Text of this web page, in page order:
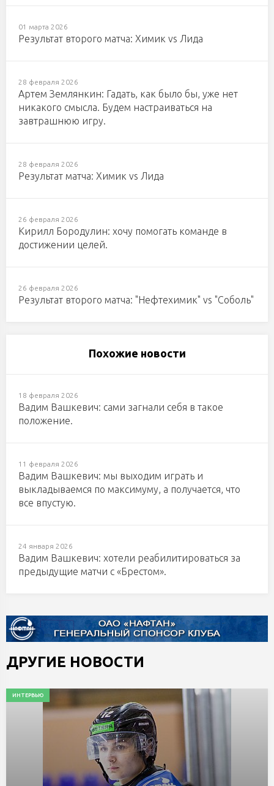
01 марта 2026
Результат второго матча: Химик vs Лида
28 февраля 2026
Артем Землянкин: Гадать, как было бы, уже нет
никакого смысла. Будем настраиваться на
завтрашнюю игру.
28 февраля 2026
Результат матча: Химик vs Лида
26 февраля 2026
Кирилл Бородулин: хочу помогать команде в
достижении целей.
26 февраля 2026
Результат второго матча: "Нефтехимик" vs "Соболь"
Похожие новости
18 февраля 2026
Вадим Вашкевич: сами загнали себя в такое
положение.
11 февраля 2026
Вадим Вашкевич: мы выходим играть и
выкладываемся по максимуму, а получается, что
все впустую.
24 января 2026
Вадим Вашкевич: хотели реабилитироваться за
предыдущие матчи с «Брестом».
ДРУГИЕ НОВОСТИ
ИНТЕРВЬЮ